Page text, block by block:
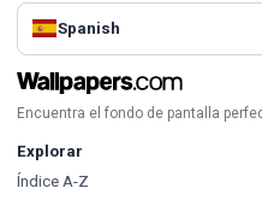
Spanish
Encuentra el fondo de pantalla
Explorar
Índice A-Z